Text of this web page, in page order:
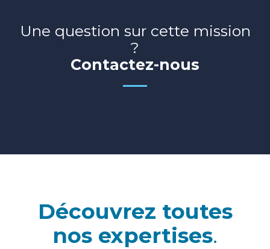
Une question sur cette mission
?
Contactez-nous
Découvrez toutes
nos expertises.